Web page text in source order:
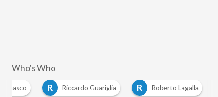
Who's Who
R Riccardo Guariglia R Roberto Lagalla